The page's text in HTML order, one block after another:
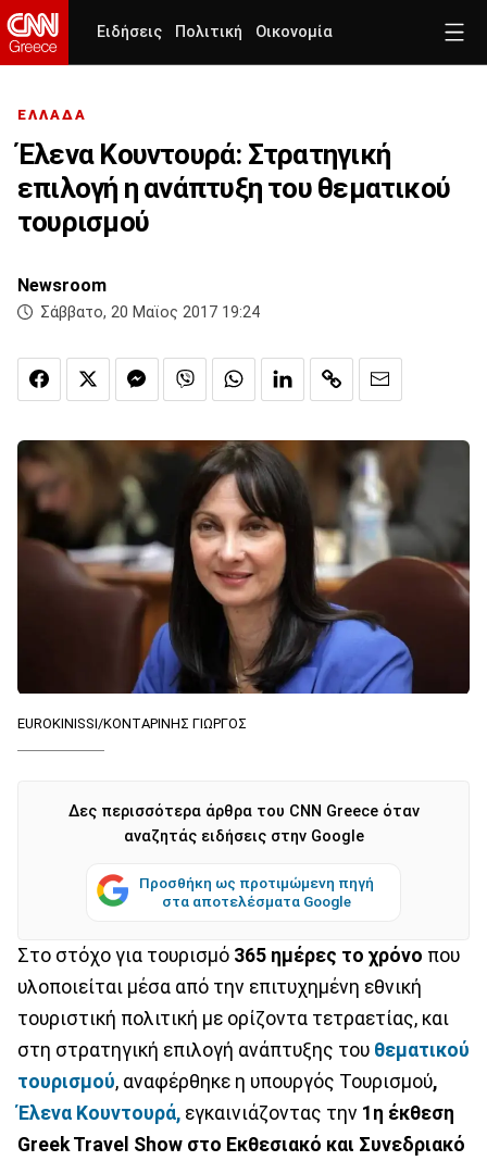
Ειδήσεις Πολιτική Οικονομία
ΕΛΛΑΔΑ
Έλενα Κουντουρά: Στρατηγική
επιλογή η ανάπτυξη του θεματικού
τουρισμού
Newsroom
Σάββατο, 20 Μαϊος 2017 19:24
EUROKINISSI/ΚΟΝΤΑΡΙΝΗΣ ΓΙΩΡΓΟΣ
Δες περισσότερα άρθρα του CNN Greece όταν
αναζητάς ειδήσεις στην Google
Προσθήκη ως προτιμώμενη πηγή
στα αποτελέσματα Google
Στο στόχο για τουρισμό 365 ημέρες το χρόνο που
υλοποιείται μέσα από την επιτυχημένη εθνική
τουριστική πολιτική με ορίζοντα τετραετίας, και
στη στρατηγική επιλογή ανάπτυξης του θεματικού
τουρισμού, αναφέρθηκε η υπουργός Τουρισμού,
Έλενα Κουντουρά, εγκαινιάζοντας την 1η έκθεση
Greek Travel Show στο Εκθεσιακό και Συνεδριακό